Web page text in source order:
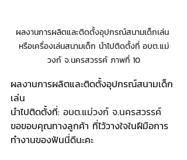
ผลงานการผลิตและติดตั้งอุปกรณ์สนามเด็กเล่น
หรือเครื่องเล่นสนามเด็ก นำไปติดตั้งที่ อบต.แม่
วงก์ จ.นครสวรรค์ ภาพที่ 10
ผลงานการผลิตและติดตั้งอุปกรณ์สนามเด็ก
เล่น
นำไปติดตั้งที่: อบต.แม่วงก์ จ.นครสวรรค์
ขอขอบคุณทางลูกค้า ที่ไว้วางใจในฝีมือการ
ทำงานของฟันนี่ดีนะคะ